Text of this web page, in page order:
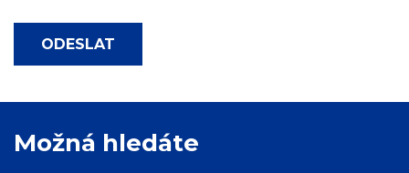
ODESLAT
Možná hledáte